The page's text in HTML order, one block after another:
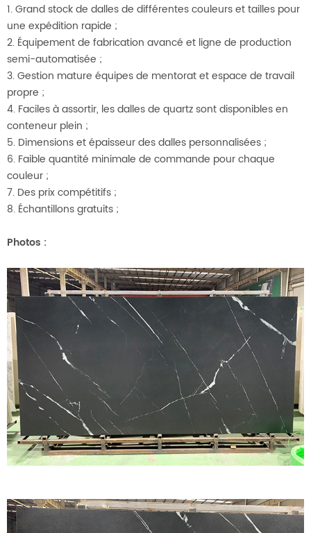
1. Grand stock de dalles de différentes couleurs et tailles pour
une expédition rapide ;
2. Équipement de fabrication avancé et ligne de production
semi-automatisée ;
3. Gestion mature équipes de mentorat et espace de travail
propre ;
4. Faciles à assortir, les dalles de quartz sont disponibles en
conteneur plein ;
5. Dimensions et épaisseur des dalles personnalisées ;
6. Faible quantité minimale de commande pour chaque
couleur ;
7. Des prix compétitifs ;
8. Échantillons gratuits ;
Photos :